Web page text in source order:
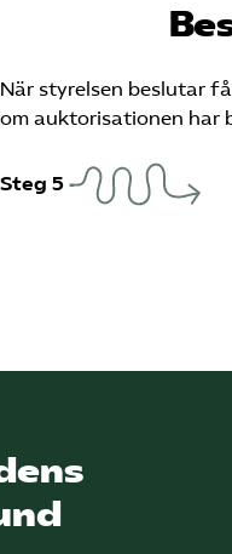
När styrelsen beslutar
om auktorisationen har
Steg 5